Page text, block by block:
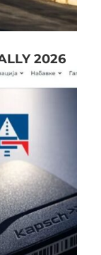
2026